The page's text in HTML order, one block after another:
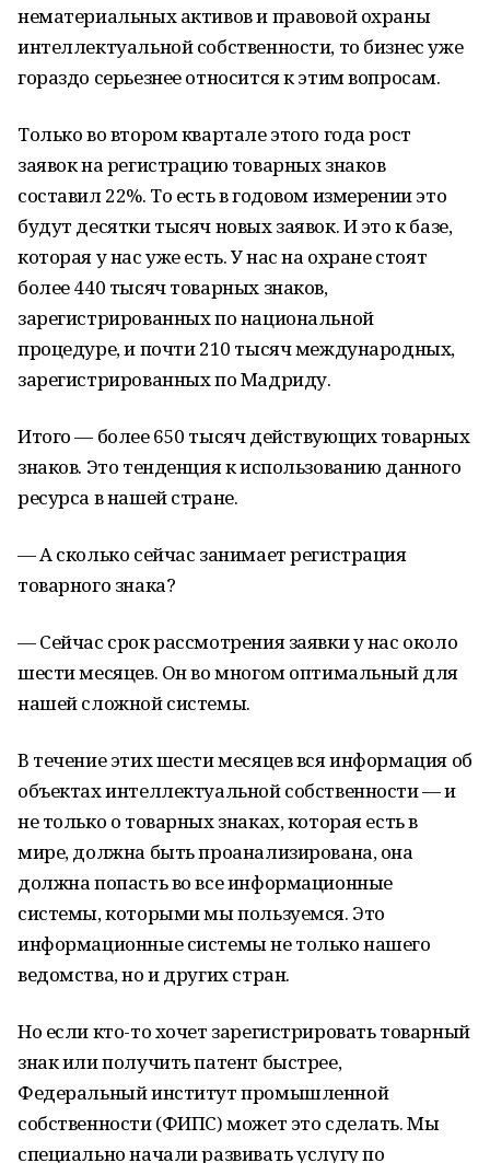
нематериальных активов и правовой охраны
интеллектуальной собственности, то бизнес уже
гораздо серьезнее относится к этим вопросам.
Только во втором квартале этого года рост
заявок на регистрацию товарных знаков
составил 22%. То есть в годовом измерении это
будут десятки тысяч новых заявок. И это к базе,
которая у нас уже есть. У нас на охране стоят
более 440 тысяч товарных знаков,
зарегистрированных по национальной
процедуре, и почти 210 тысяч международных,
зарегистрированных по Мадриду.
Итого — более 650 тысяч действующих товарных
знаков. Это тенденция к использованию данного
ресурса в нашей стране.
— А сколько сейчас занимает регистрация
товарного знака?
— Сейчас срок рассмотрения заявки у нас около
шести месяцев. Он во многом оптимальный для
нашей сложной системы.
В течение этих шести месяцев вся информация об
объектах интеллектуальной собственности — и
не только о товарных знаках, которая есть в
мире, должна быть проанализирована, она
должна попасть во все информационные
системы, которыми мы пользуемся. Это
информационные системы не только нашего
ведомства, но и других стран.
Но если кто-то хочет зарегистрировать товарный
знак или получить патент быстрее,
Федеральный институт промышленной
собственности (ФИПС) может это сделать. Мы
специально начали развивать услугу по